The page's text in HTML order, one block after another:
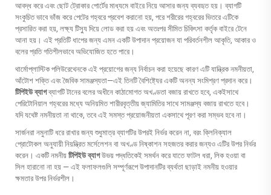
আবদ্ধ করে এবং ছোট ট্রোকার পোর্টের মাধ্যমে বাইরে নিয়ে আসার জন্য ব্যবহৃত হয়। ব্যাগটি
সংকুচিত ভাবে ভাঁজ করে পেটের গহ্বরে প্রবেশ করানো হয়, পরে শরীরের গহ্বরের ভিতরে এটিকে
প্রসারিত করা হয়, লক্ষ্য টিস্যু দিয়ে লোড করা হয় এবং অতঃপর সীমিত চিকিৎসা কর্তৃক বাইরে টেনে
আনা হয়। এই প্রতিটি ধাপের জন্য এমন একটি উপাদান প্রয়োজন যা পরিবর্তনশীল আকৃতি, আকার ও
বলের প্রতি গতিশীলভাবে অভিযোজিত হতে পারে।
থার্মোপ্লাস্টিক পলিউরেথেনকে এই প্রয়োগের জন্য নির্বাচন করা হয়েছে কারণ এটি যান্ত্রিক নমনীয়তা,
আঁটোশ শক্তি এবং জৈবিক সামঞ্জস্যতা—এই তিনটি বৈশিষ্ট্যের একটি অনন্য সংমিশ্রণ প্রদান করে।
টিপিইউ ব্যাগব্যাগটি টানের বলের অধীনে কাঠামোগত অখণ্ডতা বজায় রাখতে হবে, একইসাথে
পেরিটোনিয়াল গহ্বরের মধ্যে অনিয়মিত শারীরবৃত্তীয় জ্যামিতির সাথে সামঞ্জস্য বজায় রাখতে হবে।
যদি যথেষ্ট নমনীয়তা না থাকে, তবে এই সমস্ত প্রয়োজনীয়তা একসাথে পূরণ করা সম্ভব হবে না।
সার্জনরা নমুনাটি ধরে রাখার জন্য শুধুমাত্র ব্যাগটির উপরই নির্ভর করেন না, বরং ক্লিনিক্যাল
প্রোটোকল অনুযায়ী নিয়ন্ত্রিত মর্সেলেশন বা অখণ্ড নিষ্কাশন সহজতর করার জন্যও এটির উপর নির্ভর
করেন। একটি নমনীয় টিপিইউ ব্যাগউভয় পদ্ধতিকেই সমর্থন করে যাতে ফাটল ধরা, লিক হওয়া বা
সিল হারানো না হয় — এই ফলাফলগুলি সম্পূর্ণরূপে উপাদানটির ব্যর্থতা ছাড়াই নমনীয় হওয়ার
ক্ষমতার উপর নির্ভরশীল।